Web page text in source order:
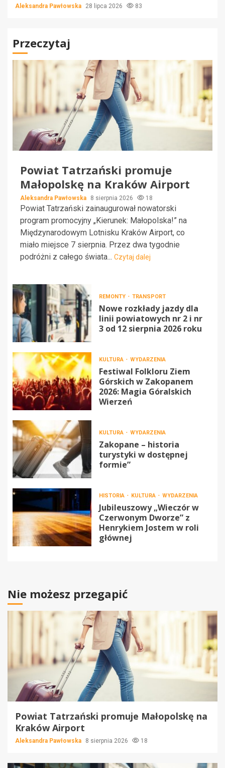
Aleksandra Pawłowska 28 lipca 2026 83
Przeczytaj
Powiat Tatrzański promuje
Małopolskę na Kraków Airport
Aleksandra Pawłowska 8 sierpnia 2026 18
Powiat Tatrzański zainaugurował nowatorski
program promocyjny „Kierunek: Małopolska!” na
Międzynarodowym Lotnisku Kraków Airport, co
miało miejsce 7 sierpnia. Przez dwa tygodnie
podróżni z całego świata... Czytaj dalej
REMONTY TRANSPORT
Nowe rozkłady jazdy dla
linii powiatowych nr 2 i nr
3 od 12 sierpnia 2026 roku
KULTURA WYDARZENIA
Festiwal Folkloru Ziem
Górskich w Zakopanem
2026: Magia Góralskich
Wierzeń
KULTURA WYDARZENIA
Zakopane – historia
turystyki w dostępnej
formie”
HISTORIA KULTURA WYDARZENIA
Jubileuszowy „Wieczór w
Czerwonym Dworze” z
Henrykiem Jostem w roli
głównej
Nie możesz przegapić
Powiat Tatrzański promuje Małopolskę na
Kraków Airport
Aleksandra Pawłowska 8 sierpnia 2026 18